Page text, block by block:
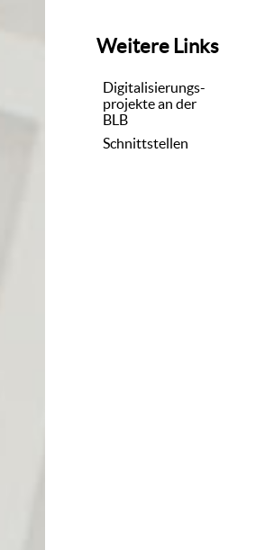
Weitere Links
Digitalisierungs-
projekte an der
BLB
Schnittstellen